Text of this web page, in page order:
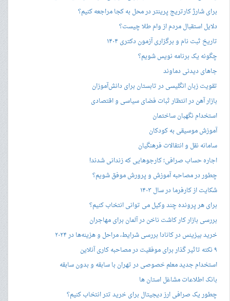
برای شارژ کارتریج پرینتر در محل به کجا مراجعه کنیم؟
دلایل استقبال مردم از وام طلا چیست؟
تاریخ ثبت نام و برگزاری آزمون دکتری ۱۴۰۴
چگونه یک برنامه نویس شویم؟
جاهای دیدنی دماوند
تقویت زبان انگلیسی در تابستان برای دانش‌آموزان
بازار آهن در انتظار ثبات فضای سیاسی و اقتصادی
استخدام نگهبان ساختمان
آموزش موسیقی به کودکان
سامانه نقل و انتقالات فرهنگیان
اجاره حساب صرافی؛ کارجوهایی که زندانی شدند!
چطور در مصاحبه‌ آموزش و پرورش موفق شویم؟
شکایت از کارفرما در سال ۱۴۰۳
برای هر پرونده چند وکیل می توانی انتخاب کنیم؟
بررسی بازار کار کاشت ناخن در آلمان برای مهاجران
خرید بیزینس در کانادا بررسی شرایط، مراحل و هزینه‌ها در ۲۰۲۴
۹ نکته تاثیر گذار برای موفقیت در مصاحبه کاری آنلاین
استخدام جدید معلم خصوصی در تهران با سابقه و بدون سابقه
بانک اطلاعات مشاغل استان ها
چطور یک صرافی ارز دیجیتال برای خرید تتر انتخاب کنیم؟